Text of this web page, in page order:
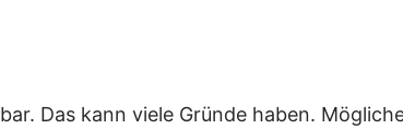
Das kann viele Gründe haben.